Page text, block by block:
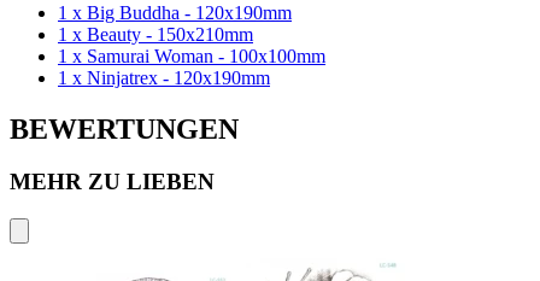
1 x Big Buddha - 120x190mm
1 x Beauty - 150x210mm
1 x Samurai Woman - 100x100mm
1 x Ninjatrex - 120x190mm
BEWERTUNGEN
MEHR ZU LIEBEN